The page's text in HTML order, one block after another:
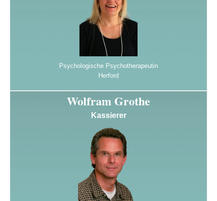
Psychologische Psychotherapeutin
Herford
Wolfram Grothe
Kassierer